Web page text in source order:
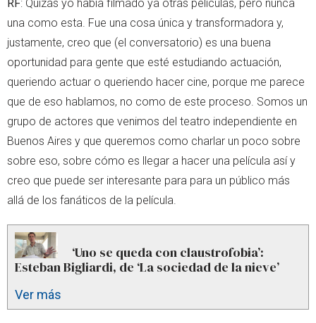
RF: Quizás yo había filmado ya otras películas, pero nunca
una como esta. Fue una cosa única y transformadora y,
justamente, creo que (el conversatorio) es una buena
oportunidad para gente que esté estudiando actuación,
queriendo actuar o queriendo hacer cine, porque me parece
que de eso hablamos, no como de este proceso. Somos un
grupo de actores que venimos del teatro independiente en
Buenos Aires y que queremos como charlar un poco sobre
sobre eso, sobre cómo es llegar a hacer una película así y
creo que puede ser interesante para para un público más
allá de los fanáticos de la película.
‘Uno se queda con claustrofobia’:
Esteban Bigliardi, de ‘La sociedad de la nieve’
Ver más